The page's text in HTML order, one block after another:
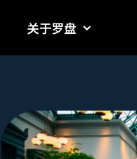
关于罗盘